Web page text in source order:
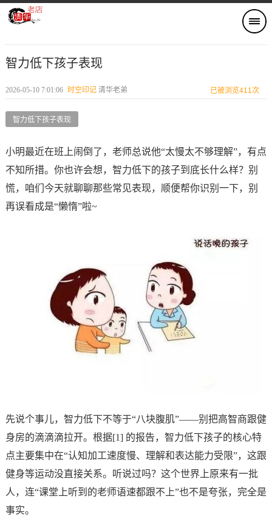
智力低下孩子表现
2026-05-10 7:01:06 时空印记​ 清华老弟 已被浏览411次
智力低下孩子表现
小明最近在班上闹倒了，老师总说他“太慢太不够理解”，有点
不知所措。你也许会想，智力低下的孩子到底长什么样？别
慌，咱们今天就聊聊那些常见表现，顺便帮你识别一下，别
再误看成是“懒惰”啦~
先说个事儿，智力低下不等于“八块腹肌”——别把高智商跟健
身房的滴滴滴拉开。根据[1] 的报告，智力低下孩子的核心特
点主要集中在“认知加工速度慢、理解和表达能力受限”，这跟
健身等运动没直接关系。听说过吗？这个世界上原来有一批
人，连“课堂上听到的老师语速都跟不上”也不是夸张，完全是
事实。